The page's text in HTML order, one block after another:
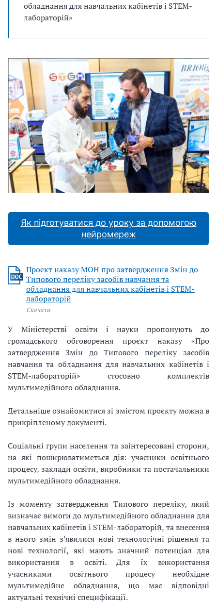
обладнання для навчальних кабінетів і STEM-
лабораторій»
Як підготуватися до уроку за допомогою
нейромереж
Проєкт наказу МОН про затвердження Змін до
Типового переліку засобів навчання та
обладнання для навчальних кабінетів і STEM-
лабораторій
Скачати
У Міністерстві освіти і науки пропонують до
громадського обговорення проєкт наказу «Про
затвердження Змін до Типового переліку засобів
навчання та обладнання для навчальних кабінетів і
STEM-лабораторій» стосовно комплектів
мультимедійного обладнання.
Детальніше ознайомитися зі змістом проєкту можна в
прикріпленому документі.
Соціальні групи населення та заінтересовані сторони,
на які поширюватиметься дія: учасники освітнього
процесу, заклади освіти, виробники та постачальники
мультимедійного обладнання.
Із моменту затвердження Типового переліку, який
визначає вимоги до мультимедійного обладнання для
навчальних кабінетів і STEM-лабораторій, та внесення
в нього змін з’явилися нові технологічні рішення та
нові технології, які мають значний потенціал для
використання в освіті. Для їх використання
учасниками освітнього процесу необхідне
мультимедійне обладнання, що має відповідні
актуальні технічні специфікації.